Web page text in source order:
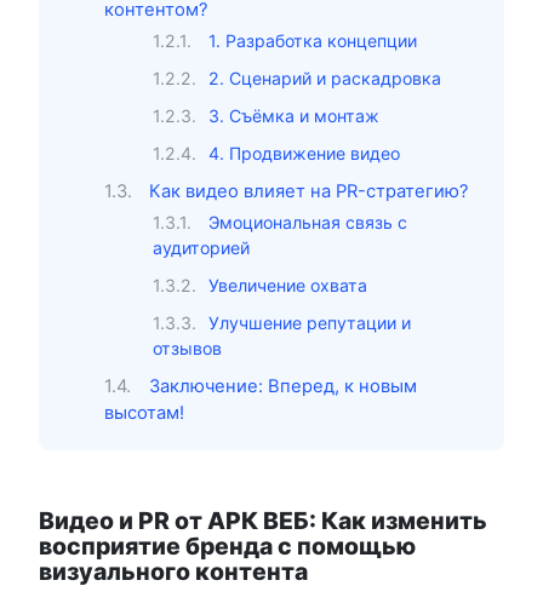
контентом?
1. Разработка концепции
2. Сценарий и раскадровка
3. Съёмка и монтаж
4. Продвижение видео
Как видео влияет на PR-стратегию?
Эмоциональная связь с
аудиторией
Увеличение охвата
Улучшение репутации и
отзывов
Заключение: Вперед, к новым
высотам!
Видео и PR от АРК ВЕБ: Как изменить
восприятие бренда с помощью
визуального контента